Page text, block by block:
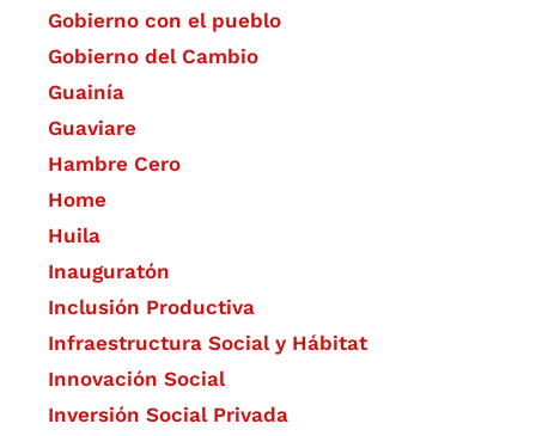
Gobierno con el pueblo
Gobierno del Cambio
Guainía
Guaviare
Hambre Cero
Home
Huila
Inauguratón
Inclusión Productiva
Infraestructura Social y Hábitat
​Innovación Social
Inversión Social Privada